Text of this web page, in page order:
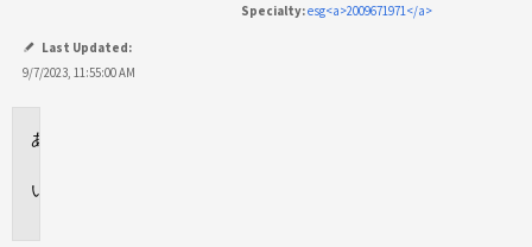
Specialty:esg<a>2009671971</a>
Last Updated:
9/7/2023, 11:55:00 AM